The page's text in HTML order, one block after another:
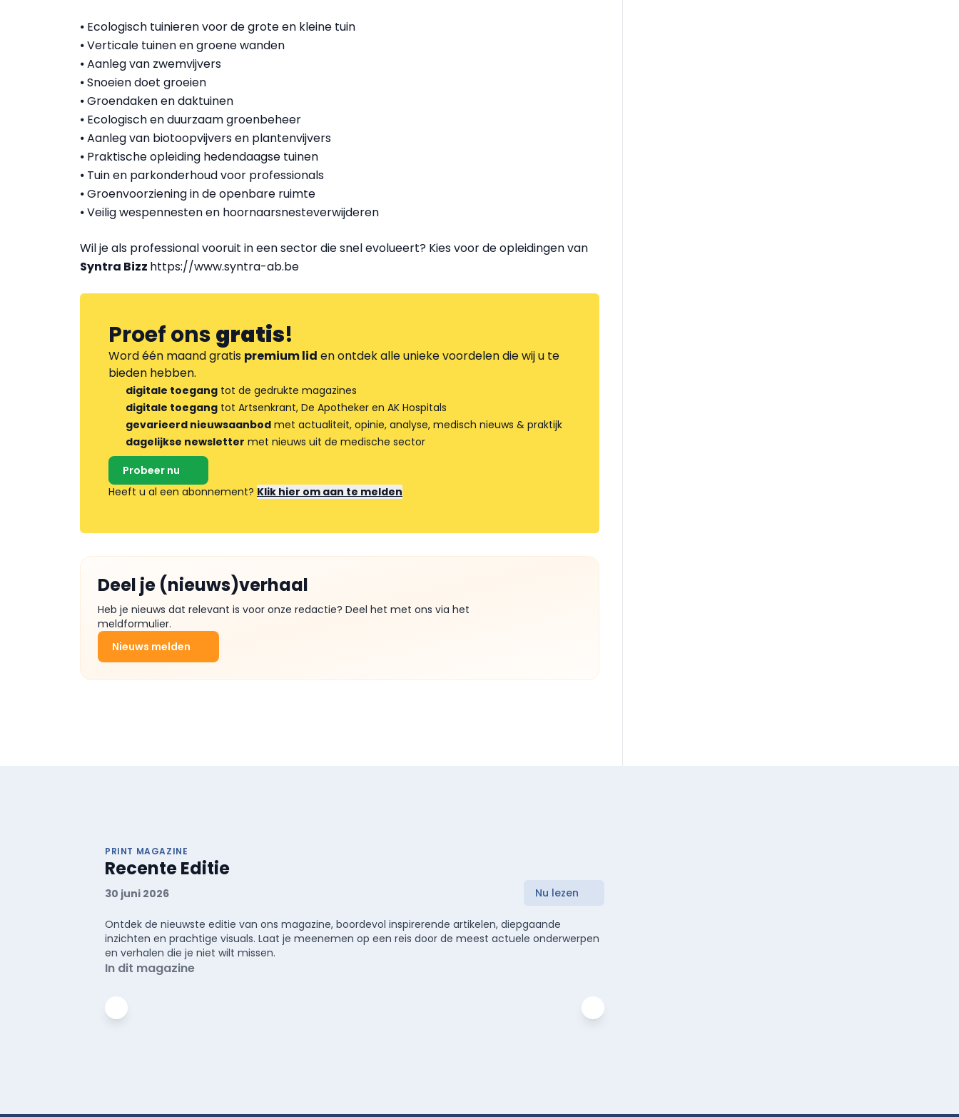
⦁ Ecologisch tuinieren voor de grote en kleine tuin
⦁ Verticale tuinen en groene wanden
⦁ Aanleg van zwemvijvers
⦁ Snoeien doet groeien
⦁ Groendaken en daktuinen
⦁ Ecologisch en duurzaam groenbeheer
⦁ Aanleg van biotoopvijvers en plantenvijvers
⦁ Praktische opleiding hedendaagse tuinen
⦁ Tuin en parkonderhoud voor professionals
⦁ Groenvoorziening in de openbare ruimte
⦁ Veilig wespennesten en hoornaarsnesteverwijderen
Wil je als professional vooruit in een sector die snel evolueert? Kies voor de opleidingen van
Syntra Bizz https://www.syntra-ab.be
Proef onsgratis!
Word één maand gratis premium lid en ontdek alle unieke voordelen die wij u te
bieden hebben.
digitale toegang tot de gedrukte magazines
digitale toegang tot Artsenkrant, De Apotheker en AK Hospitals
gevarieerd nieuwsaanbod met actualiteit, opinie, analyse, medisch nieuws & praktijk
dagelijkse newsletter met nieuws uit de medische sector
Probeer nu
Heeft u al een abonnement? Klik hier om aan te melden
Deel je (nieuws)verhaal
Heb je nieuws dat relevant is voor onze redactie? Deel het met ons via het
meldformulier.
Nieuws melden
PRINT MAGAZINE
Recente Editie
30 juni 2026 Nu lezen
Ontdek de nieuwste editie van ons magazine, boordevol inspirerende artikelen, diepgaande
inzichten en prachtige visuals. Laat je meenemen op een reis door de meest actuele onderwerpen
en verhalen die je niet wilt missen.
In dit magazine